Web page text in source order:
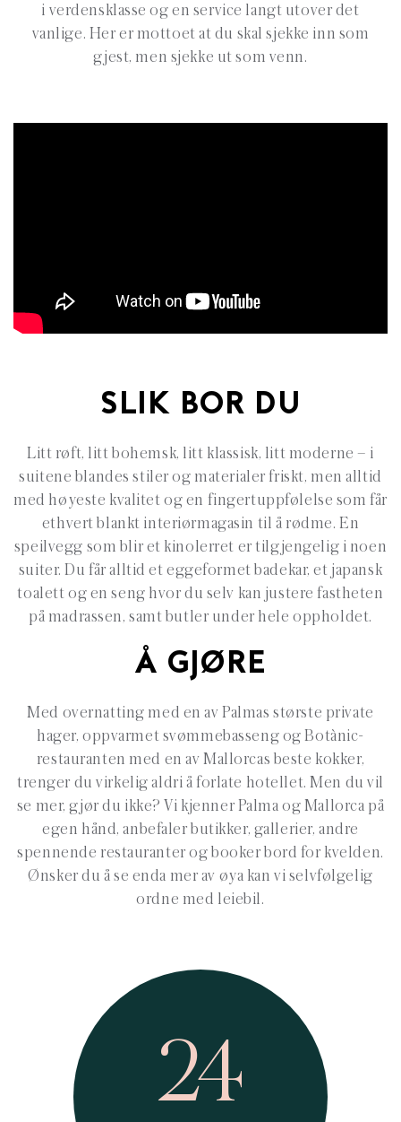
i verdensklasse og en service langt utover det
vanlige. Her er mottoet at du skal sjekke inn som
gjest, men sjekke ut som venn.
SLIK BOR DU
Litt røft, litt bohemsk, litt klassisk, litt moderne – i
suitene blandes stiler og materialer friskt, men alltid
med høyeste kvalitet og en fingertuppfølelse som får
ethvert blankt interiørmagasin til å rødme. En
speilvegg som blir et kinolerret er tilgjengelig i noen
suiter. Du får alltid et eggeformet badekar, et japansk
toalett og en seng hvor du selv kan justere fastheten
på madrassen, samt butler under hele oppholdet.
Å GJØRE
Med overnatting med en av Palmas største private
hager, oppvarmet svømmebasseng og Botànic-
restauranten med en av Mallorcas beste kokker,
trenger du virkelig aldri å forlate hotellet. Men du vil
se mer, gjør du ikke? Vi kjenner Palma og Mallorca på
egen hånd, anbefaler butikker, gallerier, andre
spennende restauranter og booker bord for kvelden.
Ønsker du å se enda mer av øya kan vi selvfølgelig
ordne med leiebil.
24